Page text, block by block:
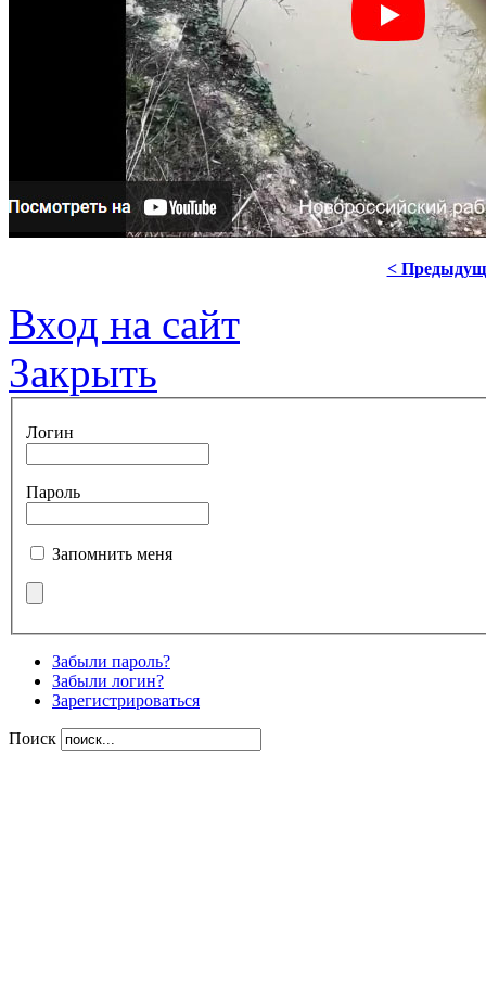
<
Вход на сайт
Закрыть
Логин
Пароль
Запомнить меня
Забыли пароль?
Забыли логин?
Зарегистрироваться
Поиск